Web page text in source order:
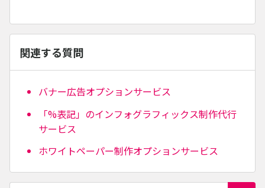
関連する質問
バナー広告オプションサービス
「%表記」のインフォグラフィックス制作代行
サービス
ホワイトペーパー制作オプションサービス